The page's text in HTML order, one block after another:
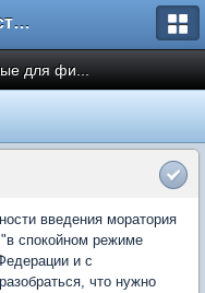
Форум Новостройки
для фи...
введения моратория
спокойном режиме
и с
что нужно